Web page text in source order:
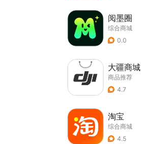
阅墨圈
综合商城
0.0
大疆商城
商品推荐
4.7
淘宝
综合商城
4.5